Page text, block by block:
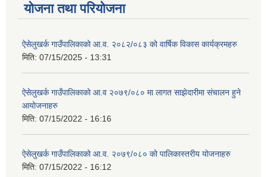
योजना तथा परियोजना
ऐसेलुखर्क गाउँपालिकाको आ.व. २०८२/०८३ को वार्षिक विकास कार्यक्रमहरु
मिति: 07/15/2025 - 13:31
ऐसेलुखर्क गाउँपालिकाको आ.व २०७९/०८० मा लागत साझेदारीमा संचालन हुने
आयोजनाहरु
मिति: 07/15/2022 - 16:16
ऐसेलुखर्क गाउँपालिकाको आ.व. २०७९/०८० को पालिकास्तरीय योजनाहरु
मिति: 07/15/2022 - 16:12